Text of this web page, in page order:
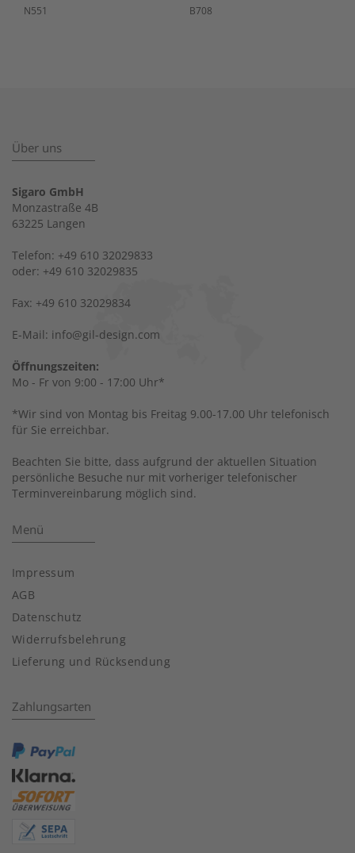
N551 B708
Über uns
Sigaro GmbH
Monzastraße 4B
63225 Langen
Telefon: +49 610 32029833
oder: +49 610 32029835
Fax: +49 610 32029834
E-Mail: info@gil-design.com
Öffnungszeiten:
Mo - Fr von 9:00 - 17:00 Uhr*
*Wir sind von Montag bis Freitag 9.00-17.00 Uhr telefonisch
für Sie erreichbar.
Beachten Sie bitte, dass aufgrund der aktuellen Situation
persönliche Besuche nur mit vorheriger telefonischer
Terminvereinbarung möglich sind.
Menü
Impressum
AGB
Datenschutz
Widerrufsbelehrung
Lieferung und Rücksendung
Zahlungsarten